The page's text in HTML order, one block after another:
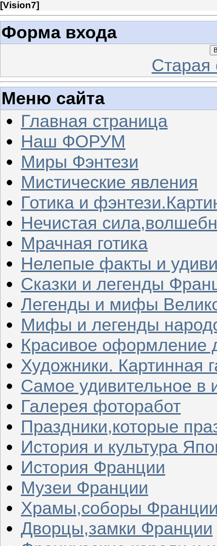
[Vision7]
Форма входа
Меню сайта
Главная страница
Наш ФОРУМ
Миры Фэнтези
Мистические явления
Готика и
Нечистая
Мрачная готика
Нелепые факты и
Сказки и легенды
Легенды и мифы
Мифы и легенды
Красивое оформление
Художники. Картинная
Самое удивительное в
Галерея фоторабот
Праздники,которые
История и культура
История Франции
Музеи Франции
Храмы,соборы
Дворцы,замки Франции